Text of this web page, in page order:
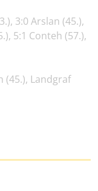
3:0 Arslan (45.),
5:1 Conteh (57.),
(45.), Landgraf